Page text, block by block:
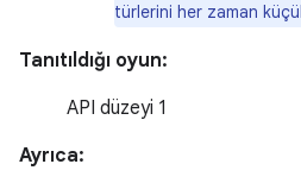
türlerini her zaman
Tanıtıldığı oyun:
API düzeyi 1
Ayrıca: